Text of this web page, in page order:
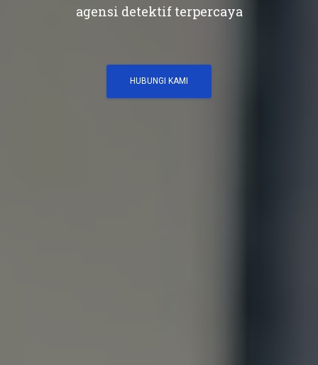
agensi detektif terpercaya
HUBUNGI KAMI